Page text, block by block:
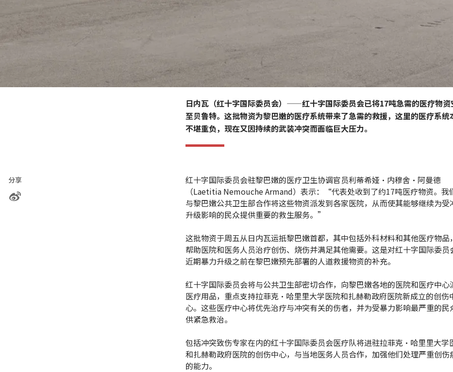
日内瓦（红十字国际委员会）——红十字国际委员会已将17吨急需的医疗物资
至贝鲁特。这批物资为黎巴嫩的医疗系统带来了急需的救援，这里的医疗系统
不堪重负，现在又因持续的武装冲突而面临巨大压力。
分享
红十字国际委员会驻黎巴嫩的医疗卫生协调官员利蒂希娅·内穆舍·阿曼德
（Laetitia Nemouche Armand）表示：“代表处收到了约17吨医疗物资。我
与黎巴嫩公共卫生部合作将这些物资派发到各家医院，从而使其能够继续为受
升级影响的民众提供重要的救生服务。”
这批物资于周五从日内瓦运抵黎巴嫩首都，其中包括外科材料和其他医疗物品
帮助医院和医务人员治疗创伤、烧伤并满足其他需要。这是对红十字国际委员
近期暴力升级之前在黎巴嫩预先部署的人道救援物资的补充。
红十字国际委员会将与公共卫生部密切合作，向黎巴嫩各地的医院和医疗中心
医疗用品，重点支持拉菲克·哈里里大学医院和扎赫勒政府医院新成立的创伤
心。这些医疗中心将优先治疗与冲突有关的伤者，并为受暴力影响最严重的民
供紧急救治。
包括冲突致伤专家在内的红十字国际委员会医疗队将进驻拉菲克·哈里里大学
和扎赫勒政府医院的创伤中心，与当地医务人员合作，加强他们处理严重创伤
的能力。